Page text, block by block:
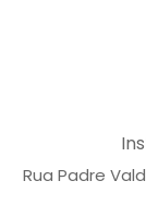
Rua Padre